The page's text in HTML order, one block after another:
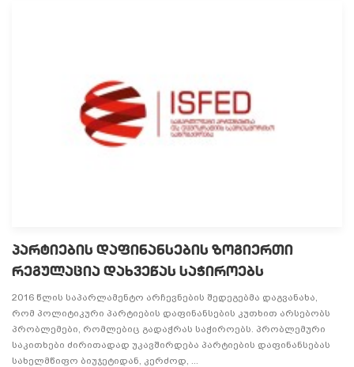
პარტიების დაფინანსების ზოგიერთი
რეგულაცია დახვეწას საჭიროებს
2016 წლის საპარლამენტო არჩევნების შედეგებმა დაგვანახა,
რომ პოლიტიკური პარტიების დაფინანსების კუთხით არსებობს
პრობლემები, რომლებიც გადაჭრას საჭიროებს. პრობლემური
საკითხები ძირითადად უკავშირდება პარტიების დაფინანსებას
სახელმწიფო ბიუჯეტიდან, კერძოდ, ...